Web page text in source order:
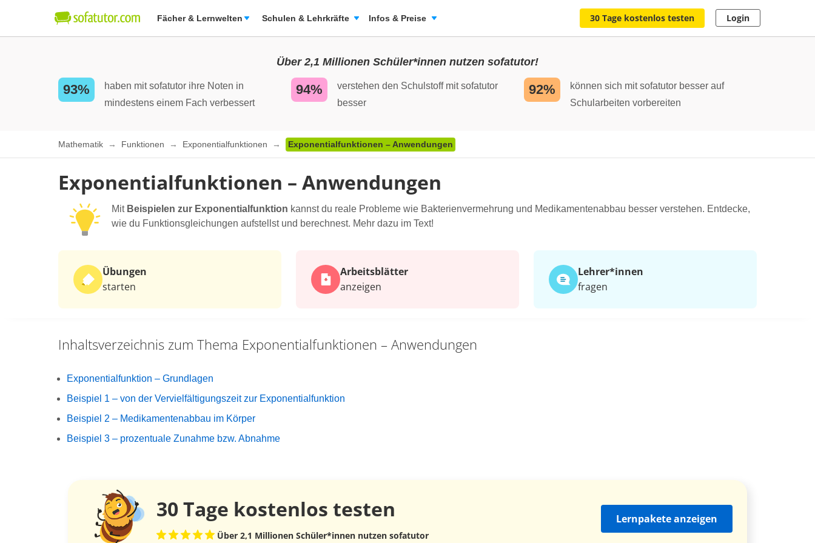
Fächer & Lernwelten Schulen & Lehrkräfte Infos & Preise 30 Tage kostenlos testen Login
Über 2,1 Millionen Schüler*innen nutzen sofatutor!
93%
haben mit sofatutor ihre Noten in
mindestens einem Fach verbessert
94%
verstehen den Schulstoff mit sofatutor
besser
92%
können sich mit sofatutor besser auf
Schularbeiten vorbereiten
Mathematik Funktionen Exponentialfunktionen Exponentialfunktionen – Anwendungen
Exponentialfunktionen – Anwendungen
Mit Beispielen zur Exponentialfunktion kannst du reale Probleme wie Bakterienvermehrung und Medikamentenabbau besser verstehen. Entdecke,
wie du Funktionsgleichungen aufstellst und berechnest. Mehr dazu im Text!
Übungen
starten
Arbeits­blätter
anzeigen
Lehrer*​innen
fragen
Inhaltsverzeichnis zum Thema Exponentialfunktionen – Anwendungen
Exponentialfunktion – Grundlagen
Beispiel 1 – von der Vervielfältigungszeit zur Exponentialfunktion
Beispiel 2 – Medikamentenabbau im Körper
Beispiel 3 – prozentuale Zunahme bzw. Abnahme
30 Tage kostenlos testen
Über 2,1 Millionen Schüler*innen nutzen sofatutor
Lernpakete anzeigen